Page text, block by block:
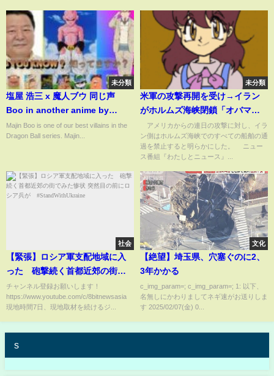
未分類
塩屋 浩三 x 魔人ブウ 同じ声
Boo in another anime by
Kouzou Shioya
Majin Boo is one of our best villains in the
Dragon Ball series. Majin...
未分類
米軍の攻撃再開を受け→イラン
がホルムズ海峡閉鎖「オバマ政
権時よりも厳しい条件を…」国
際政治学者がトランプ氏の“思
惑”を分析(ABEMA TIMES)
アメリカからの連日の攻撃に対し、イラ
ン側はホルムズ海峡でのすべての船舶の通
過を禁止すると明らかにした。 ニュー
ス番組『わたしとニュース』...
社会
【緊張】ロシア軍支配地域に入
った 砲撃続く首都近郊の街で
みた惨状 突然目の前にロシア兵
が #StandWithUkraine
チャンネル登録お願いします！
https://www.youtube.com/c/8bitnewsasia
現地時間7日、現地取材を続けるジ...
文化
【絶望】埼玉県、穴塞ぐのに2、
3年かかる
c_img_param=; c_img_param=; 1: 以下、
名無しにかわりましてネギ速がお送りしま
す 2025/02/07(金) 0...
s